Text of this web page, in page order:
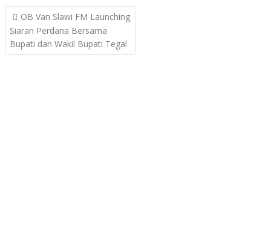
Post
navigation
OB Van Slawi FM Launching
Siaran Perdana Bersama
Bupati dan Wakil Bupati Tegal